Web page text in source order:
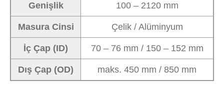
Genişlik 100 – 2120 mm
Masura Cinsi Çelik / Alüminyum
İç Çap (ID) 70 – 76 mm / 150 – 152 mm
Dış Çap (OD) maks. 450 mm / 850 mm